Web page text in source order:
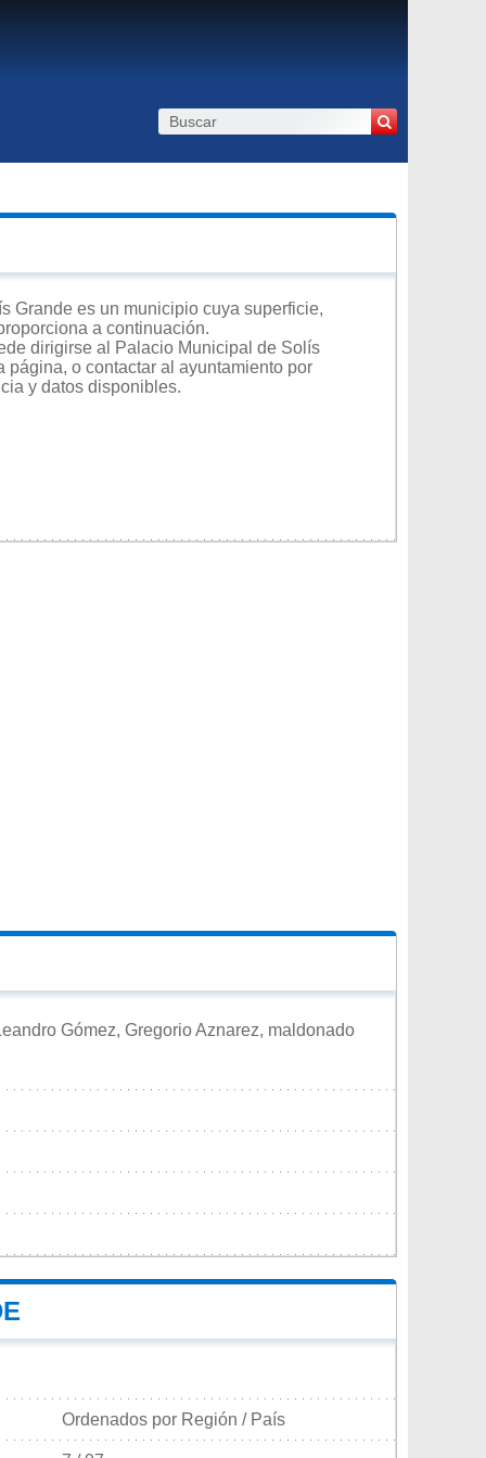
Grande es un municipio cuya superficie,
a continuación.
dirigirse al Palacio Municipal de Solís
o contactar al ayuntamiento por
y datos disponibles.
Gómez, Gregorio Aznarez, maldonado
Ordenados por Región / País